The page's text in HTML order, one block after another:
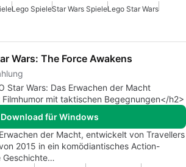
Lego SpieleStar Wars SpieleLego Star Wars
Wars: The Force Awakens
Star Wars: Das Erwachen der Macht
mit taktischen Begegnungen</h2>
Download für Windows
der Macht, entwickelt von Travellers
2015 in ein komödiantisches Action-
Geschichte…